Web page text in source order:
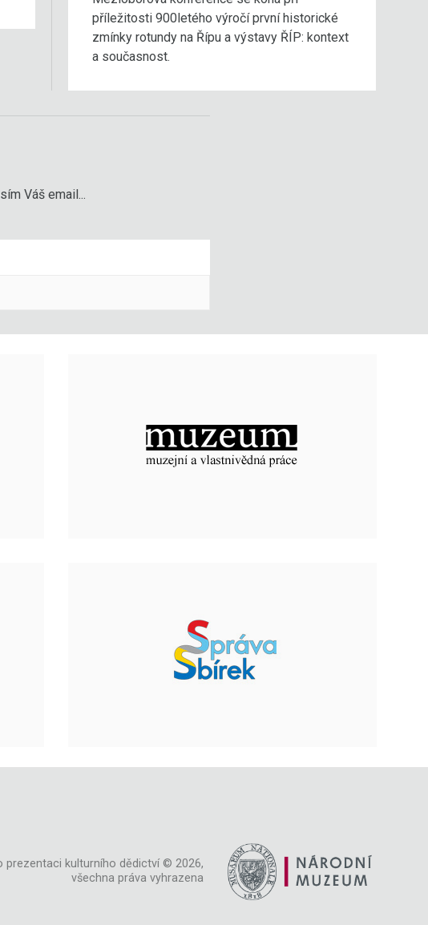
příležitosti 900letého výročí první historické
zmínky rotundy na Řípu a výstavy ŘÍP: kontext
a současnost.
Váš email...
prezentaci kulturního dědictví © 2026,
všechna práva vyhrazena